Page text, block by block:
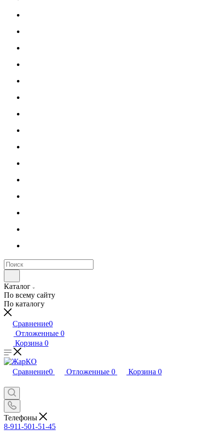
Каталог
По всему сайту
По каталогу
Сравнение0
Отложенные 0
Корзина 0
Сравнение0 Отложенные 0 Корзина 0
Телефоны
8-911-501-51-45